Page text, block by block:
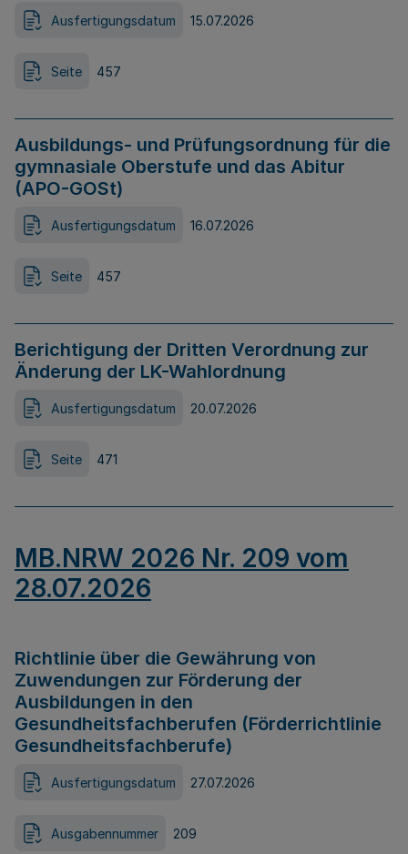
Ausfertigungsdatum 15.07.2026
Seite 457
Ausbildungs- und Prüfungsordnung für die
gymnasiale Oberstufe und das Abitur
(APO-GOSt)
Ausfertigungsdatum 16.07.2026
Seite 457
Berichtigung der Dritten Verordnung zur
Änderung der LK-Wahlordnung
Ausfertigungsdatum 20.07.2026
Seite 471
MB.NRW 2026 Nr. 209 vom
28.07.2026
Richtlinie über die Gewährung von
Zuwendungen zur Förderung der
Ausbildungen in den
Gesundheitsfachberufen (Förderrichtlinie
Gesundheitsfachberufe)
Ausfertigungsdatum 27.07.2026
Ausgabennummer 209